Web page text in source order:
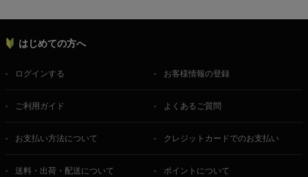
はじめての方へ
ログインする お客様情報の登録
ご利用ガイド よくあるご質問
お支払い方法について クレジットカードでのお支払い
送料・出荷・配送について ポイントについて